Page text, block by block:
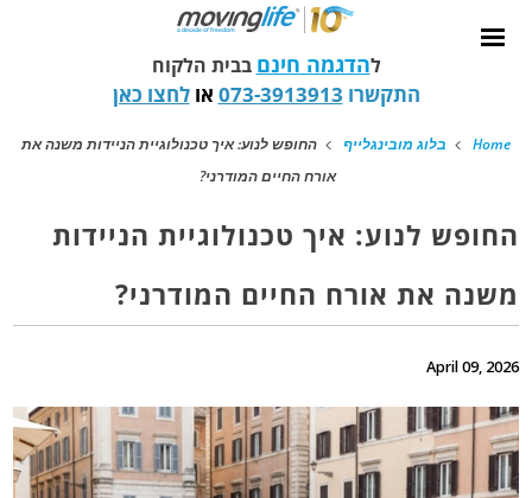
להדגמה חינם בבית הלקוח
התקשרו 073-3913913 או לחצו כאן
Home בלוג מובינגלייף
החופש לנוע: איך טכנולוגיית הניידות משנה את
אורח החיים המודרני?
החופש לנוע: איך טכנולוגיית הניידות
משנה את אורח החיים המודרני?
April 09, 2026